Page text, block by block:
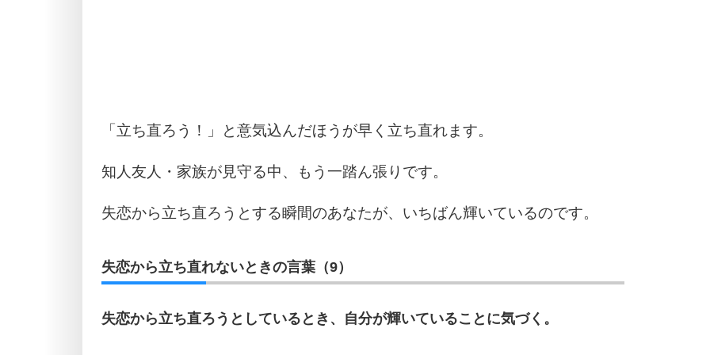
「立ち直ろう！」と意気込んだほうが早く立ち直れます。
知人友人・家族が見守る中、もう一踏ん張りです。
失恋から立ち直ろうとする瞬間のあなたが、いちばん輝いているのです。
失恋から立ち直れないときの言葉（9）
失恋から立ち直ろうとしているとき、自分が輝いていることに気づく。